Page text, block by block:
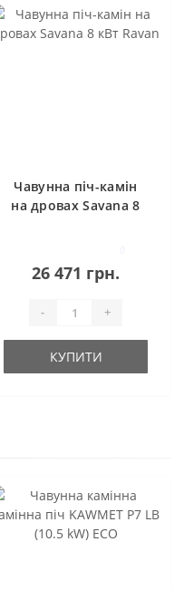
Чавунна піч-камін
на дровах Savana 8
26 471 грн.
- +
КУПИТИ